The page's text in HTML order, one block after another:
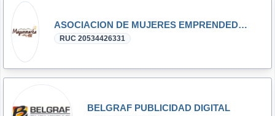
ASOCIACION DE MUJERES EMPRENDEDORAS DE MOYABAMBA CHUNGUI LA MAR-AYACUCHO
RUC 20534426331
BELGRAF PUBLICIDAD DIGITAL